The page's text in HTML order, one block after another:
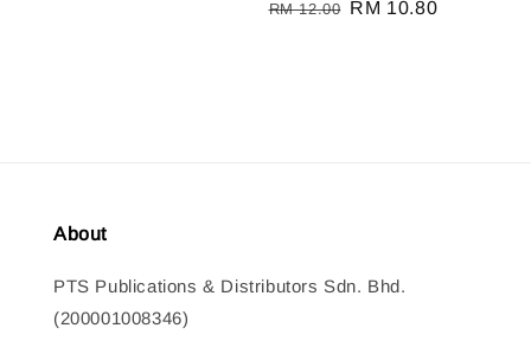
Regular
RM 12.00 Sale
RM 10.80
About
PTS Publications & Distributors Sdn. Bhd.
(200001008346)